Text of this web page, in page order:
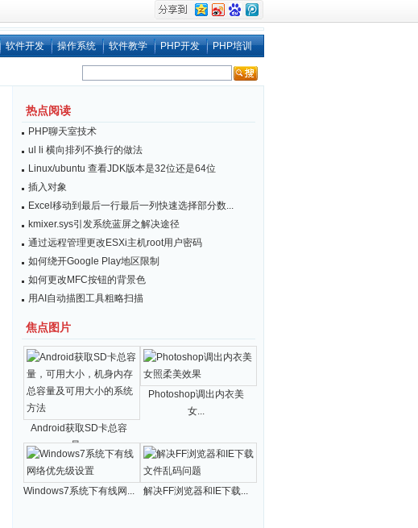
软件开发 操作系统 软件教学 PHP开发 PHP培训
热点阅读
PHP聊天室技术
ul li 横向排列不换行的做法
Linux/ubuntu 查看JDK版本是32位还是64位
插入对象
Excel移动到最后一行最后一列快速选择部分数...
kmixer.sys引发系统蓝屏之解决途径
通过远程管理更改ESXi主机root用户密码
如何绕开Google Play地区限制
如何更改MFC按钮的背景色
用AI自动描图工具粗略扫描
焦点图片
Android获取SD卡总容
量...
Photoshop调出内衣美
女...
Windows7系统下有线网... 解决FF浏览器和IE下载...